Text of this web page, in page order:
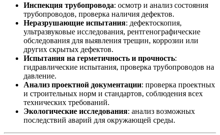
Инспекция трубопровода: осмотр и анализ состояния
трубопроводов, проверка наличия дефектов.
Неразрушающие испытания: дефектоскопия,
ультразвуковые исследования, рентгенографические
обследования для выявления трещин, коррозии или
других скрытых дефектов.
Испытания на герметичность и прочность:
гидравлические испытания, проверка трубопроводов на
давление.
Анализ проектной документации: проверка проектных
и строительных норм и стандартов, соблюдения всех
технических требований.
Экологические исследования: анализ возможных
последствий аварий для окружающей среды.